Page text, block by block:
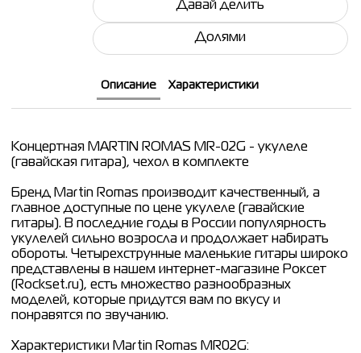
Давай делить
Долями
Описание Характеристики
Концертная MARTIN ROMAS MR-02G - укулеле
(гавайская гитара), чехол в комплекте
Бренд Martin Romas производит качественный, а
главное доступные по цене укулеле (гавайские
гитары). В последние годы в России популярность
укулелей сильно возросла и продолжает набирать
обороты. Четырехструнные маленькие гитары широко
представлены в нашем интернет-магазине Роксет
(Rockset.ru), есть множество разнообразных
моделей, которые придутся вам по вкусу и
понравятся по звучанию.
Характеристики Martin Romas MR02G: